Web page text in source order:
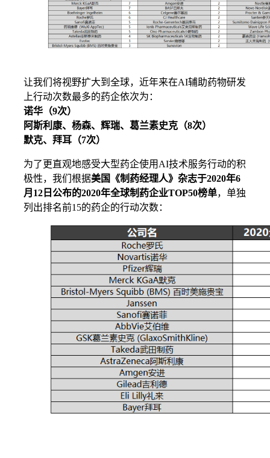
让我们将视野扩大到全球，近年来在AI辅助药物研发
上行动次数最多的药企依次为：
诺华（9次）
阿斯利康、杨森、辉瑞、葛兰素史克（8次）
默克、拜耳（7次）
为了更直观地感受大型药企使用AI技术服务行动的积
极性，我们根据美国《制药经理人》杂志于2020年6
月12日公布的2020年全球制药企业TOP50榜单，单独
列出排名前15的药企的行动次数：